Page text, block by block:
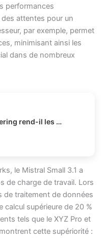
performances
attentes pour un
par exemple, permet
minimisant ainsi les
dans de nombreux
Le loop engineering rend-il les agents IA plus fiables ?
le Mistral Small 3.1 a
de charge de travail. Lors
de traitement de données
calcul supérieure de 20 %
tels que le XYZ Pro et
cette supériorité :